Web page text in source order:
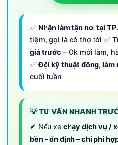
✅ Nhận làm tận nơi tại
tiệm, gọi là có thợ tới ✅
giá trước – Ok mới làm,
✅Đội kỹ thuật đông, làm
cuối tuần
💡 TƯ VẤN NHANH
✔ Nếu xe chạy dịch vụ /
bền – ổn định – chi phí